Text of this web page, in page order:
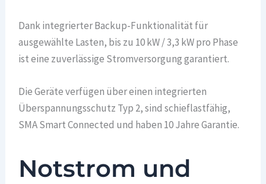
Dank integrierter Backup-Funktionalität für
ausgewählte Lasten, bis zu 10 kW / 3,3 kW pro Phase
ist eine zuverlässige Stromversorgung garantiert.
Die Geräte verfügen über einen integrierten
Überspannungsschutz Typ 2, sind schieflastfähig,
SMA Smart Connected und haben 10 Jahre Garantie.
Notstrom und